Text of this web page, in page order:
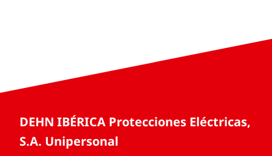
DEHN IBÉRICA Protecciones Eléctricas,
S.A. Unipersonal